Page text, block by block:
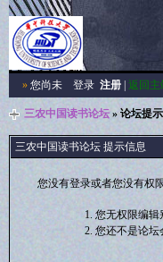
»您尚未 登录 注册| 返回主
三农中国读书论坛» 论坛提示
三农中国读书论坛 提示信息
您没有登录或者您没有权
您无权限编辑
您还不是论坛